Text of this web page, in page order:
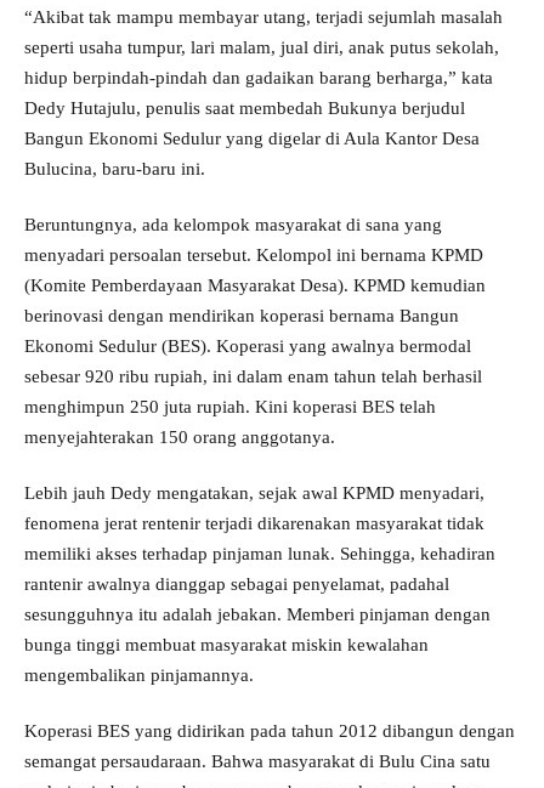
“Akibat tak mampu membayar utang, terjadi sejumlah masalah
seperti usaha tumpur, lari malam, jual diri, anak putus sekolah,
hidup berpindah-pindah dan gadaikan barang berharga,” kata
Dedy Hutajulu, penulis saat membedah Bukunya berjudul
Bangun Ekonomi Sedulur yang digelar di Aula Kantor Desa
Bulucina, baru-baru ini.
Beruntungnya, ada kelompok masyarakat di sana yang
menyadari persoalan tersebut. Kelompol ini bernama KPMD
(Komite Pemberdayaan Masyarakat Desa). KPMD kemudian
berinovasi dengan mendirikan koperasi bernama Bangun
Ekonomi Sedulur (BES). Koperasi yang awalnya bermodal
sebesar 920 ribu rupiah, ini dalam enam tahun telah berhasil
menghimpun 250 juta rupiah. Kini koperasi BES telah
menyejahterakan 150 orang anggotanya.
Lebih jauh Dedy mengatakan, sejak awal KPMD menyadari,
fenomena jerat rentenir terjadi dikarenakan masyarakat tidak
memiliki akses terhadap pinjaman lunak. Sehingga, kehadiran
rantenir awalnya dianggap sebagai penyelamat, padahal
sesungguhnya itu adalah jebakan. Memberi pinjaman dengan
bunga tinggi membuat masyarakat miskin kewalahan
mengembalikan pinjamannya.
Koperasi BES yang didirikan pada tahun 2012 dibangun dengan
semangat persaudaraan. Bahwa masyarakat di Bulu Cina satu